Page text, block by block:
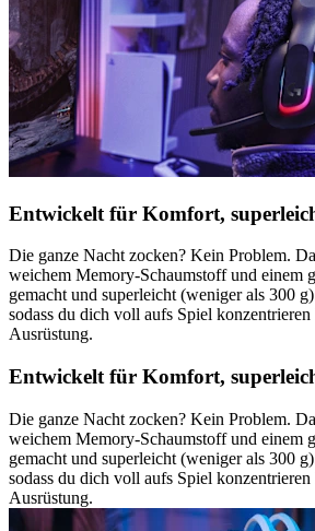
Entwickelt für Komfort,
Die ganze Nacht zocken? Kein Problem.
weichem Memory-Schaumstoff und einem
gemacht und superleicht (weniger als 300
sodass du dich voll aufs Spiel
Ausrüstung.
Entwickelt für Komfort,
Die ganze Nacht zocken? Kein Problem.
weichem Memory-Schaumstoff und einem
gemacht und superleicht (weniger als 300
sodass du dich voll aufs Spiel
Ausrüstung.